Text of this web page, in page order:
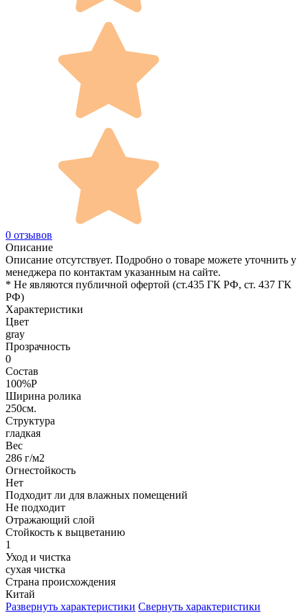
0 отзывов
Описание
Описание отсутствует. Подробно о товаре можете уточнить у
менеджера по контактам указанным на сайте.
* Не являются публичной офертой (ст.435 ГК РФ, cт. 437 ГК
РФ)
Характеристики
Цвет
gray
Прозрачность
0
Состав
100%P
Ширина ролика
250см.
Структура
гладкая
Вес
286 г/м2
Огнестойкость
Нет
Подходит ли для влажных помещений
Не подходит
Отражающий слой
Стойкость к выцветанию
1
Уход и чистка
сухая чистка
Страна происхождения
Китай
Развернуть характеристики Свернуть характеристики